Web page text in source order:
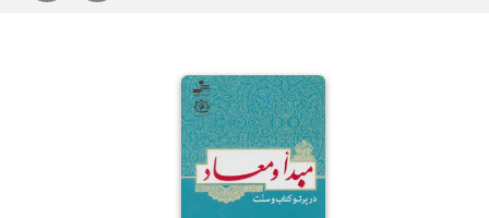
گیلان)نسبت به سایر روشهای ارسال سریعتر می باشد. در صورت انتخاب
ارسال با پست تیپاکس، هزینه حمل به عهده مشتری خواهد بود.
سرویس‌دهی تیپاکس در بیش از 80 شهر که تک مسیره هستند به طور
معمول 24 ساعته است. شهرهایی که دومسیره یا راه دور هستند، معمولاً